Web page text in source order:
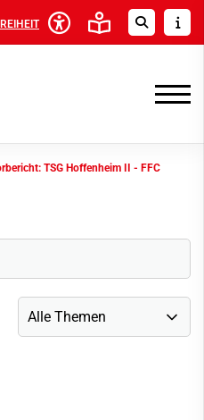
TSG Hoffenheim II - FFC